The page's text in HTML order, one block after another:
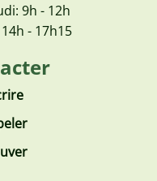
9h - 12h
- 17h15